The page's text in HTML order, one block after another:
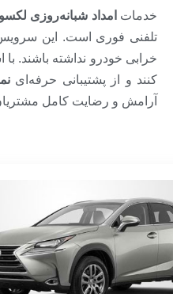
خدمات امداد شبانه‌روزی
تلفنی فوری است. این سرویس
خرابی خودرو نداشته باشند.
کنند و از پشتیبانی حرفه‌ای
آرامش و رضایت کامل